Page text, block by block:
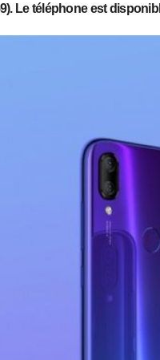
Le téléphone est